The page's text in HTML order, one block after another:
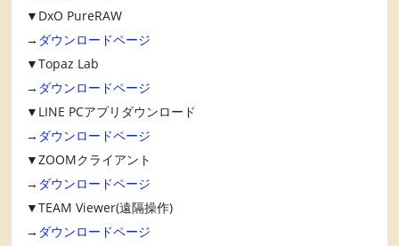
▼DxO PureRAW
→ ダウンロードページ
▼Topaz Lab
→ ダウンロードページ
▼LINE PCアプリダウンロード
→ ダウンロードページ
▼ZOOMクライアント
→ ダウンロードページ
▼TEAM Viewer(遠隔操作)
→ ダウンロードページ